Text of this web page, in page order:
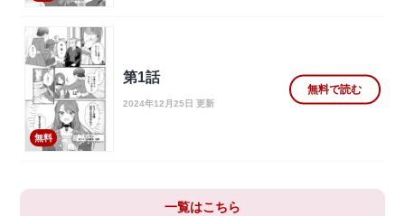
無料
第1話
2024年12月25日 更新
無料で読む
一覧はこちら